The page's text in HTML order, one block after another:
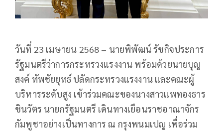
วันที่ 23 เมษายน 2568 – นายพิพัฒน์ รัชกิจประการ
รัฐมนตรีว่าการกระทรวงแรงงาน พร้อมด้วยนายบุญ
สงค์ ทัพชัยยุทธ์ ปลัดกระทรวงแรงงาน และคณะผู้
บริหารระดับสูง เข้าร่วมคณะของนางสาวแพทองธาร
ชินวัตร นายกรัฐมนตรี เดินทางเยือนราชอาณาจักร
กัมพูชาอย่างเป็นทางการ ณ กรุงพนมเปญ เพื่อร่วม